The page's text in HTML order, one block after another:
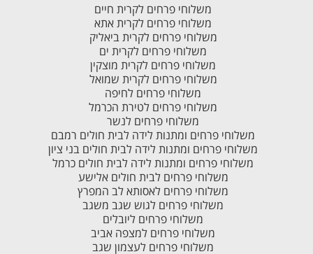
משלוחי פרחים לקרית חיים
משלוחי פרחים לקרית אתא
משלוחי פרחים לקרית ביאליק
משלוחי פרחים לקרית ים
משלוחי פרחים לקרית מוצקין
משלוחי פרחים לקרית שמואל
משלוחי פרחים לחיפה
משלוחי פרחים לטירת הכרמל
משלוחי פרחים לנשר
משלוחי פרחים ומתנות לידה לבית חולים רמבם
משלוחי פרחים ומתנות לידה לבית חולים בני ציון
משלוחי פרחים ומתנות לידה לבית חולים כרמל
משלוחי פרחים לבית חולים אלישע
משלוחי פרחים לאסותא לב המפרץ
משלוחי פרחים לגוש שגב משגב
משלוחי פרחים ליובלים
משלוחי פרחים למצפה אביב
משלוחי פרחים לעצמון שגב